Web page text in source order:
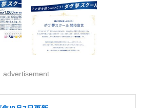
advertisement